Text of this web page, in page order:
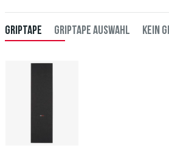
GRIPTAPE GRIPTAPE AUSWAHL KEIN